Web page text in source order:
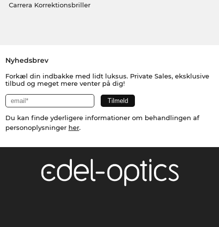
Carrera Korrektionsbriller
Nyhedsbrev
Forkæl din indbakke med lidt luksus. Private Sales, eksklusive
tilbud og meget mere venter på dig!
Du kan finde yderligere informationer om behandlingen af
personoplysninger her.